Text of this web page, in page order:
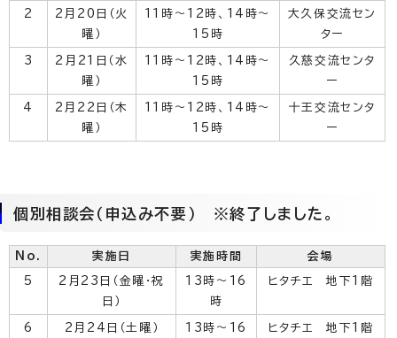
2
2月20日（火
曜）
11時～12時、14時～
15時
大久保交流セン
ター
3
2月21日（水
曜）
11時～12時、14時～
15時
久慈交流センタ
ー
4
2月22日（木
曜）
11時～12時、14時～
15時
十王交流センタ
ー
個別相談会（申込み不要） ※終了しました。
No. 実施日 実施時間 会場
5
2月23日（金曜・祝
日）
13時～16
時
ヒタチエ 地下1階
6 2月24日（土曜）
13時～16
ヒタチエ 地下1階